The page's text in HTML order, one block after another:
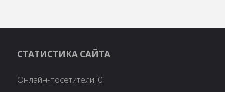
СТАТИСТИКА САЙТА
Онлайн-посетители: 0